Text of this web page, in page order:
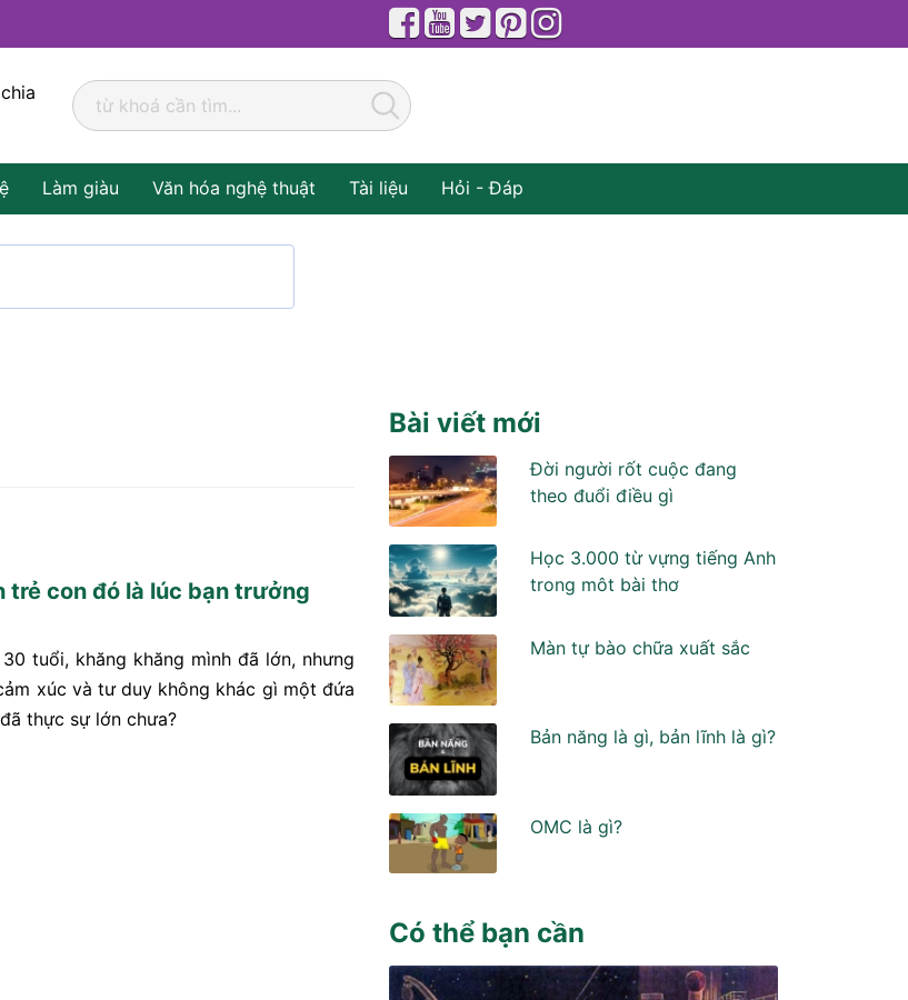
Làm giàu Văn hóa nghệ thuật Tài liệu Hỏi - Đáp
trẻ con đó là lúc bạn trưởng
tuổi, khăng khăng mình đã lớn, nhưng
xúc và tư duy không khác gì một đứa
thực sự lớn chưa?
Bài viết mới
Đời người rốt cuộc đang
theo đuổi điều gì
Học 3.000 từ vựng tiếng Anh
trong môt bài thơ
Màn tự bào chữa xuất sắc
Bản năng là gì, bản lĩnh là gì?
OMC là gì?
Có thể bạn cần